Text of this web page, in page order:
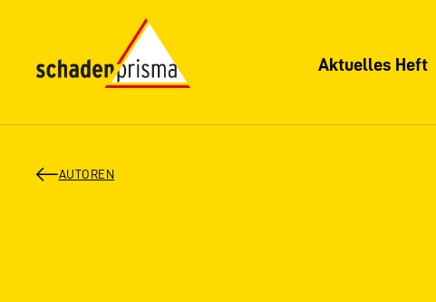
Aktuelles Heft
AUTOREN